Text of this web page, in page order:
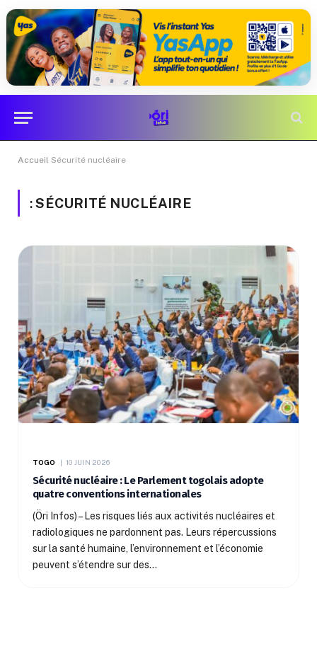
Accueil Sécurité nucléaire
:SÉCURITÉ NUCLÉAIRE
TOGO 10 JUIN 2026
Sécurité nucléaire : Le Parlement togolais adopte
quatre conventions internationales
(Öri Infos) – Les risques liés aux activités nucléaires et
radiologiques ne pardonnent pas. Leurs répercussions
sur la santé humaine, l’environnement et l’économie
peuvent s’étendre sur des…